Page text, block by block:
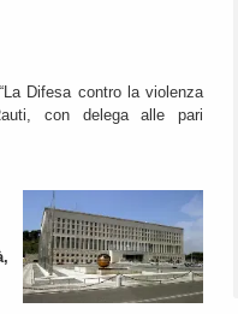
Difesa contro la violenza
con delega alle pari